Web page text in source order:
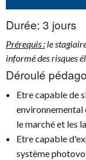
Durée: 3 jours
Prérequis :le
informé des risques
Déroulé
Etre capable de
le marché et les
Etre capable
système